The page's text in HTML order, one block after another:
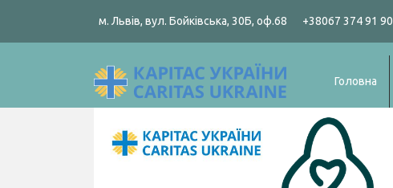
м. Львів, вул. Бойківська, 30Б, оф.68 +38067 374 91 90
Головна